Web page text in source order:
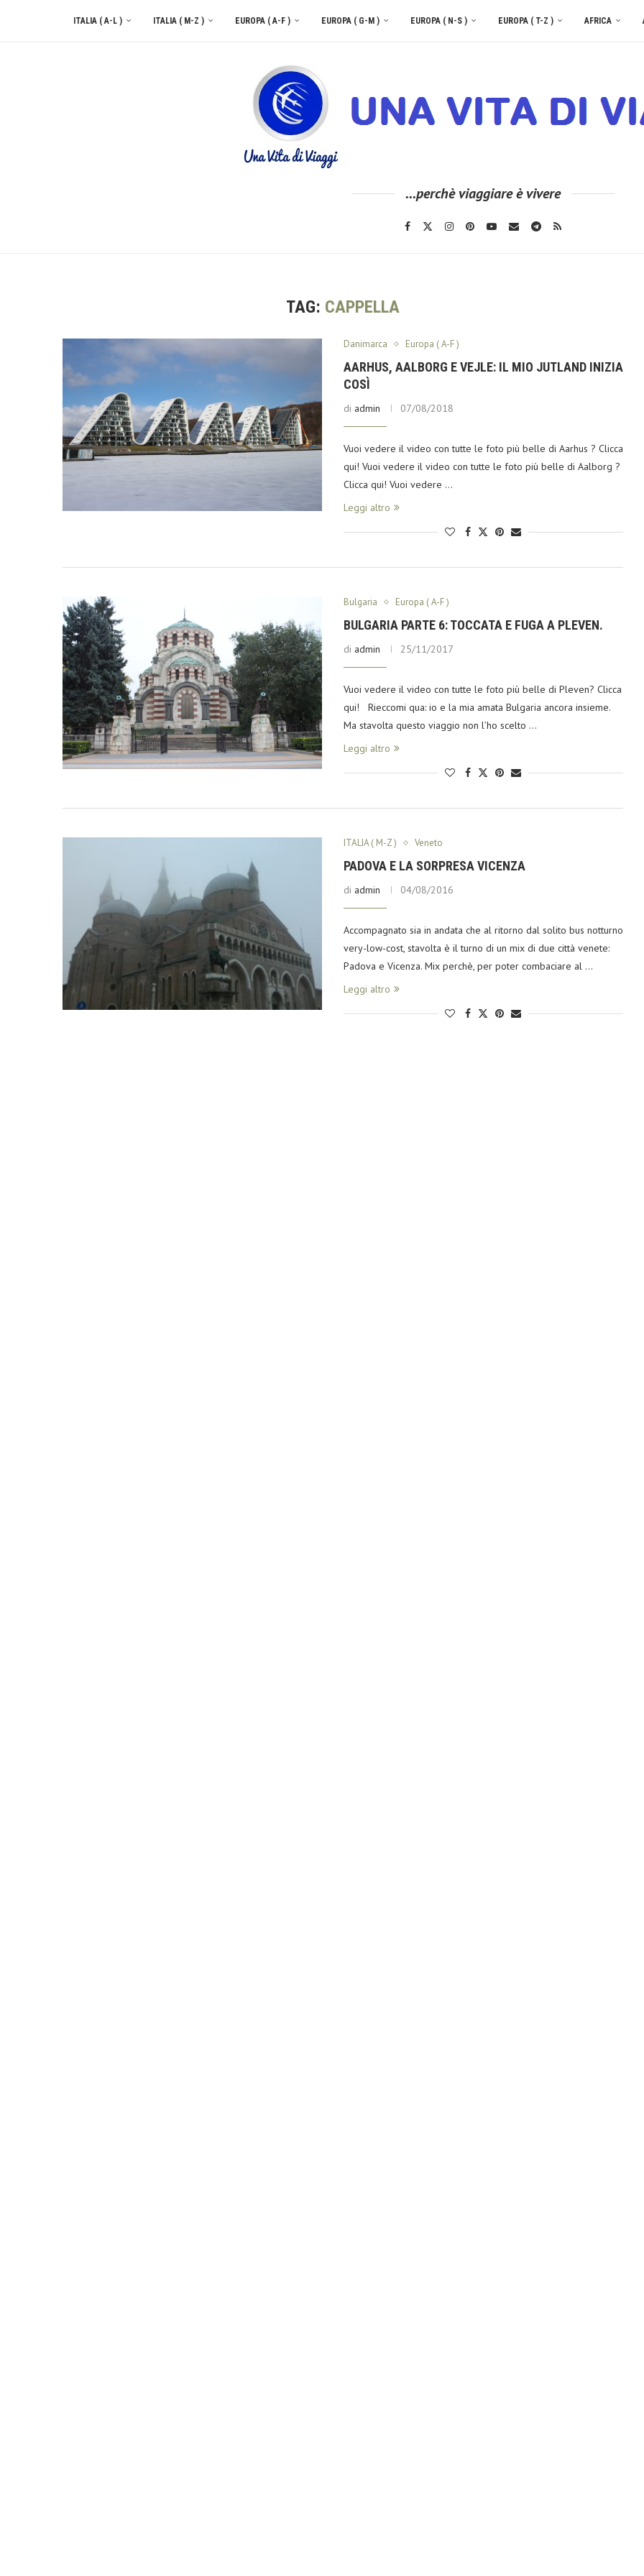
ITALIA ( A-L ) ITALIA ( M-Z ) EUROPA ( A-F ) EUROPA ( G-M ) EUROPA ( N-S ) EUROPA ( T-Z ) AFRICA
...perchè viaggiare è vivere
TAG: CAPPELLA
Danimarca Europa ( A-F )
AARHUS, AALBORG E VEJLE: IL MIO JUTLAND INIZIA
COSÌ
di admin 07/08/2018
Vuoi vedere il video con tutte le foto più belle di Aarhus ? Clicca
qui! Vuoi vedere il video con tutte le foto più belle di Aalborg ?
Clicca qui! Vuoi vedere …
Leggi altro
Bulgaria Europa ( A-F )
BULGARIA PARTE 6: TOCCATA E FUGA A PLEVEN.
di admin 25/11/2017
Vuoi vedere il video con tutte le foto più belle di Pleven? Clicca
qui! Rieccomi qua: io e la mia amata Bulgaria ancora insieme.
Ma stavolta questo viaggio non l’ho scelto …
Leggi altro
ITALIA ( M-Z ) Veneto
PADOVA E LA SORPRESA VICENZA
di admin 04/08/2016
Accompagnato sia in andata che al ritorno dal solito bus notturno
very-low-cost, stavolta è il turno di un mix di due città venete:
Padova e Vicenza. Mix perchè, per poter combaciare al …
Leggi altro